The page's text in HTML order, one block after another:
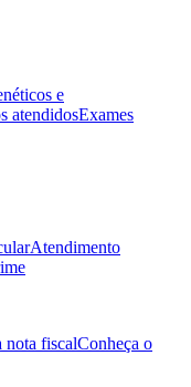
e
atendidosExames
Atendimento
nota fiscalConheça o